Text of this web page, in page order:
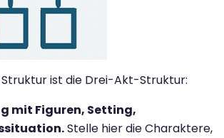
Struktur ist die Drei-Akt-Struktur:
mit Figuren, Setting,
Stelle hier die Charaktere,